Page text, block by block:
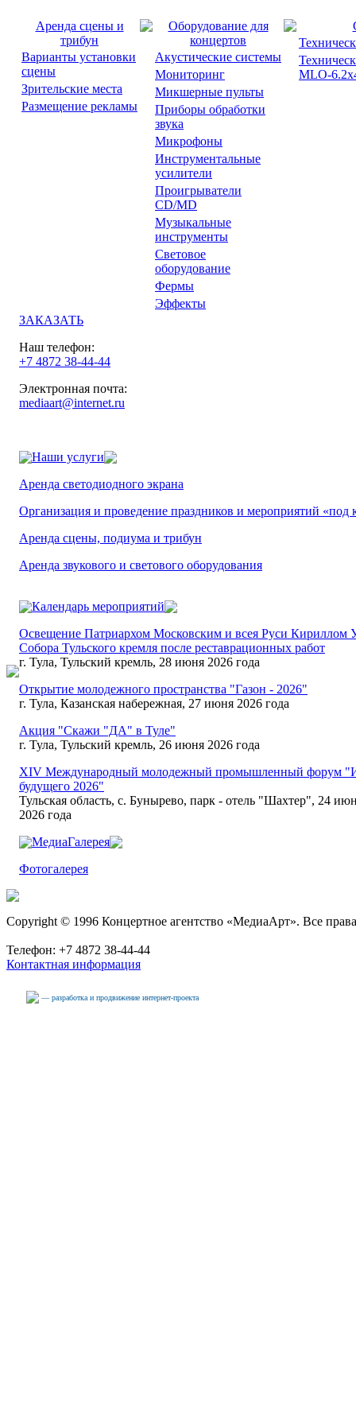
Аренда сцены и
трибун
Варианты установки
сцены
Зрительские места
Размещение рекламы
Оборудование для
концертов
Акустические системы
Мониторинг
Микшерные пульты
Приборы обработки
звука
Микрофоны
Инструментальные
усилители
Проигрыватели
CD/MD
Музыкальные
инструменты
Световое
оборудование
Фермы
Эффекты
MLO-
ЗАКАЗАТЬ
Наш телефон:
+7 4872 38-44-44
Электронная почта:
mediaart@internet.ru
Наши услуги
Аренда светодиодного экрана
Организация и проведение праздников и мероприятий «под
Аренда сцены, подиума и трибун
Аренда звукового и светового оборудования
Календарь мероприятий
Освещение Патриархом Московским и всея Руси Кириллом
Собора Тульского кремля после реставрационных работ
г. Тула, Тульский кремль, 28 июня 2026 года
Открытие молодежного пространства "Газон - 2026"
г. Тула, Казанская набережная, 27 июня 2026 года
Акция "Скажи "ДА" в Туле"
г. Тула, Тульский кремль, 26 июня 2026 года
XIV Международный молодежный промышленный форум
будущего 2026"
Тульская область, с. Бунырево, парк - отель "Шахтер", 24
2026 года
МедиаГалерея
Фотогалерея
Copyright © 1996 Концертное агентство «МедиаАрт». Все
Телефон: +7 4872 38-44-44
Контактная информация
— разработка и продвижение интернет-проекта